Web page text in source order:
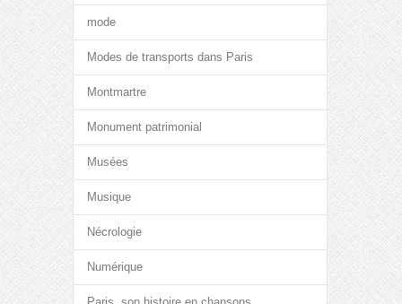
mode
Modes de transports dans Paris
Montmartre
Monument patrimonial
Musées
Musique
Nécrologie
Numérique